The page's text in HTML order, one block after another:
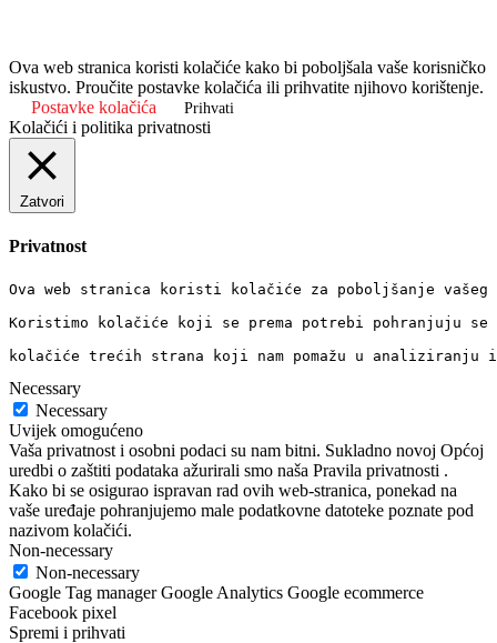
Ova web stranica koristi kolačiće kako bi poboljšala vaše korisničko
iskustvo. Proučite postavke kolačića ili prihvatite njihovo korištenje.
Postavke kolačića
Prihvati
Kolačići i politika privatnosti
Zatvori
Privatnost
Ova web stranica koristi kolačiće za poboljšanje
Koristimo kolačiće koji se prema potrebi pohranjuju
kolačiće trećih strana koji nam pomažu u
Necessary
Necessary
Uvijek omogućeno
Vaša privatnost i osobni podaci su nam bitni. Sukladno novoj Općoj
uredbi o zaštiti podataka ažurirali smo naša Pravila privatnosti .
Kako bi se osigurao ispravan rad ovih web-stranica, ponekad na
vaše uređaje pohranjujemo male podatkovne datoteke poznate pod
nazivom kolačići.
Non-necessary
Non-necessary
Google Tag manager Google Analytics Google ecommerce
Facebook pixel
Spremi i prihvati